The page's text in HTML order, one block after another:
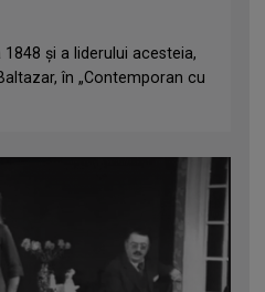
și a liderului acesteia,
în „Contemporan cu